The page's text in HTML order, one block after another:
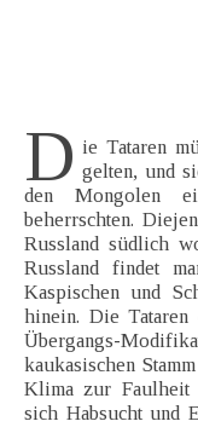
D ie Tataren
gelten, und
den Mongolen
beherrschten.
Russland südlich
Russland findet
Kaspischen und
hinein. Die
Übergangs-
kaukasischen
Klima zur Faulheit
sich Habsucht und